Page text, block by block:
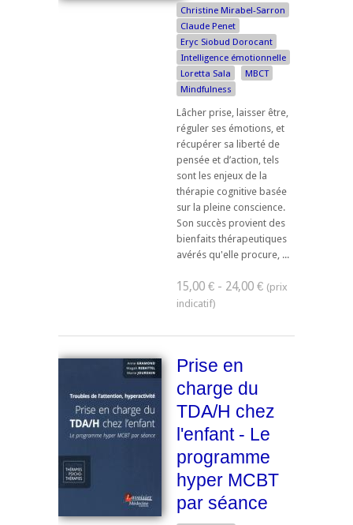
Christine Mirabel-Sarron
Claude Penet
Eryc Siobud Dorocant
Intelligence émotionnelle
Loretta Sala
MBCT
Mindfulness
Lâcher prise, laisser être,
réguler ses émotions, et
récupérer sa liberté de
pensée et d’action, tels
sont les enjeux de la
thérapie cognitive basée
sur la pleine conscience.
Son succès provient des
bienfaits thérapeutiques
avérés qu'elle procure, ...
15,00 € - 24,00 €
Prise en
charge du
TDA/H chez
l'enfant - Le
programme
hyper MCBT
par séance